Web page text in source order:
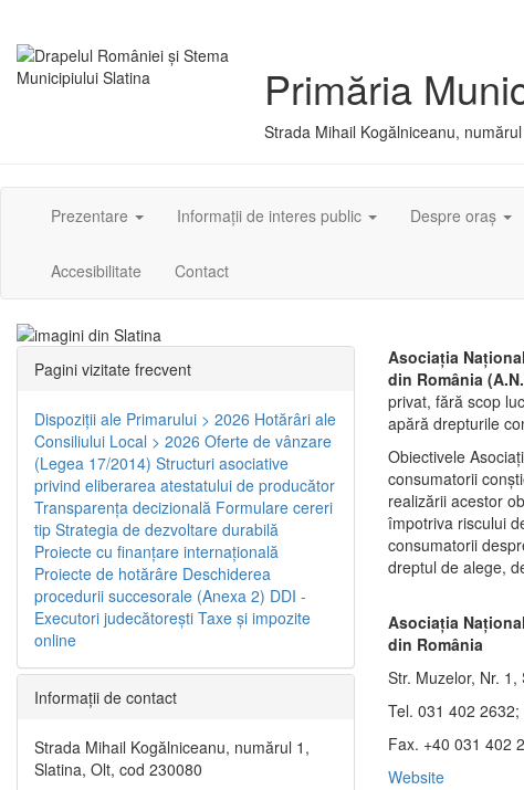
Primăria
Strada Mihail Kogălniceanu,
Prezentare Informații de interes public Despre oraș
Accesibilitate Contact
Asociaţia
din România
privat, fără scop
apără drepturile
Obiectivele
consumatorii
realizării acestor
împotriva riscului
consumatorii
dreptul de alege,
Asociaţia
din România
Str. Muzelor, Nr.
Tel. 031 402
Fax. +40 031 402
Website
Pagini vizitate frecvent
Dispoziţii ale Primarului > 2026 Hotărâri ale
Consiliului Local > 2026 Oferte de vânzare
(Legea 17/2014) Structuri asociative
privind eliberarea atestatului de producător
Transparenţa decizională Formulare cereri
tip Strategia de dezvoltare durabilă
Proiecte cu finanţare internaţională
Proiecte de hotărâre Deschiderea
procedurii succesorale (Anexa 2) DDI -
Executori judecătorești Taxe şi impozite
online
Informaţii de contact
Strada Mihail Kogălniceanu, numărul 1,
Slatina, Olt, cod 230080